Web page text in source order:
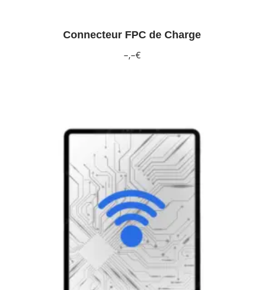
Connecteur FPC de Charge
–,–€